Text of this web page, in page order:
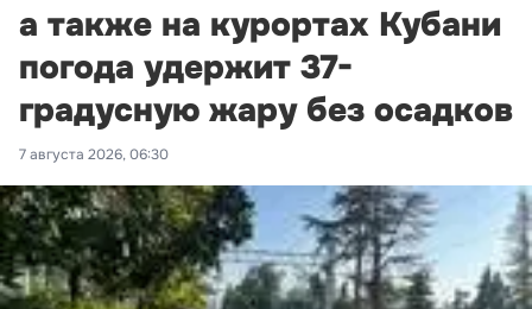
а также на курортах Кубани
погода удержит 37-
градусную жару без осадков
7 августа 2026, 06:30